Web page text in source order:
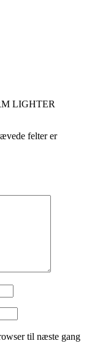
LIGHTER
felter er
til næste gang